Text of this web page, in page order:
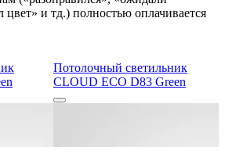
цвет» и тд.) полностью оплачивается
Потолочный светильник
CLOUD ECO D83 Green